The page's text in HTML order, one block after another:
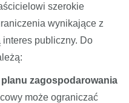
szerokie
wynikające z
publiczny. Do
zagospodarowania
może ograniczać